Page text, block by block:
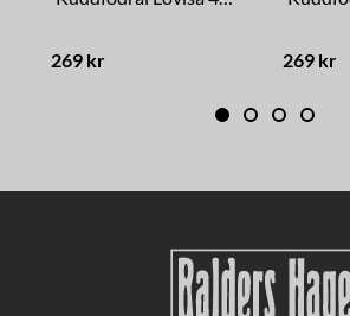
269 kr 269 kr